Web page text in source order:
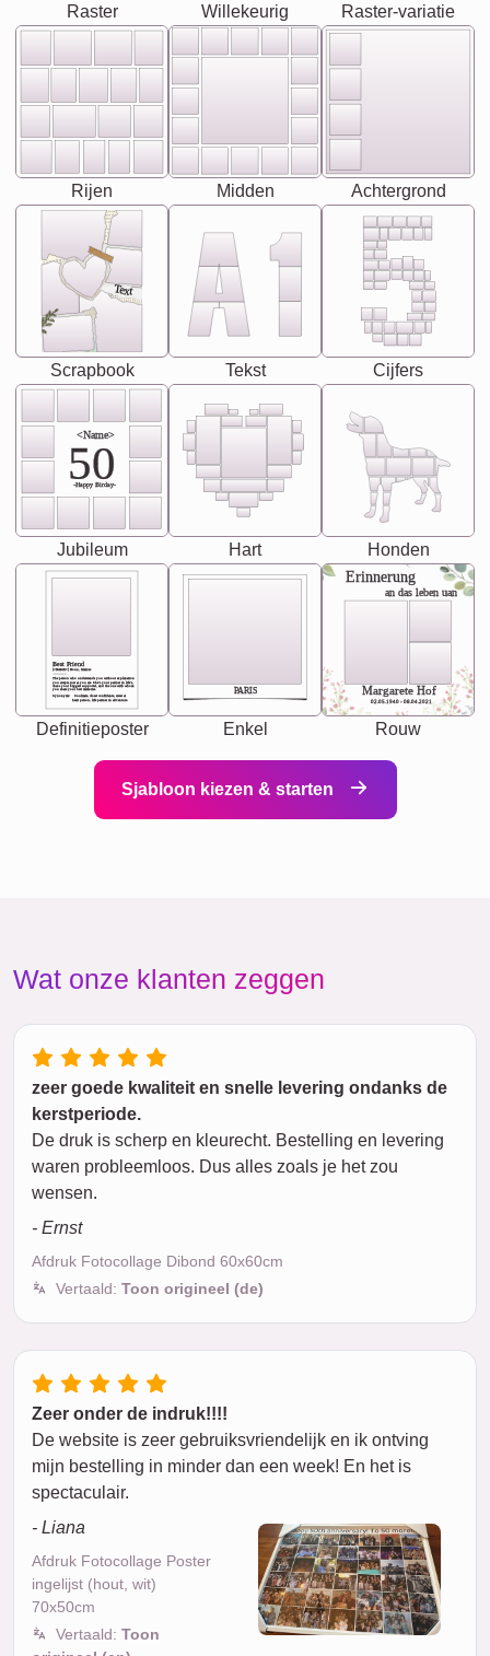
Raster Willekeurig Raster-variatie
Rijen Midden Achtergrond
Text
Scrapbook Tekst Cijfers
<Name>
50
-Happy Birday-
Jubileum Hart Honden
Best Friend
[<NAME>] Noun, feminie
Synonyms: Soulmate, closet confidante, sister at
heart person, life partner in adventure.
The person who understands you without explanation
you accepts just as you are. She's your partner in life's,
chaos your biggest supporter, and the one with whom
you share your best memories.
Definitieposter
PARIS
Enkel
Erinnerung
an das leben uan
Margarete Hof
02.05.1940 - 08.04.2021
Rouw
Sjabloon kiezen & starten
Wat onze klanten zeggen
zeer goede kwaliteit en snelle levering ondanks de
kerstperiode.
De druk is scherp en kleurecht. Bestelling en levering
waren probleemloos. Dus alles zoals je het zou
wensen.
- Ernst
Afdruk Fotocollage Dibond 60x60cm
Vertaald: Toon origineel (de)
Zeer onder de indruk!!!!
De website is zeer gebruiksvriendelijk en ik ontving
mijn bestelling in minder dan een week! En het is
spectaculair.
- Liana
Afdruk Fotocollage Poster
ingelijst (hout, wit)
70x50cm
Vertaald: Toon